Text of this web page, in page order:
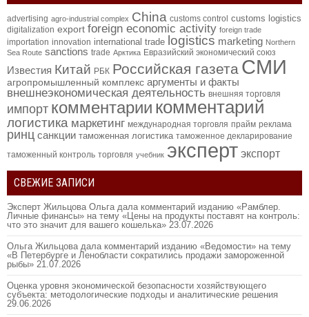
advertising agro-industrial complex China customs control customs logistics
digitalization export foreign economic activity foreign trade
importation innovation international trade logistics marketing Northern
Sea Route sanctions trade Арктика Евразийский экономический союз
Известия Китай РБК Российская газета СМИ
агропромышленный комплекс аргументы и факты
внешнеэкономическая деятельность внешняя торговля
импорт комментарии комментарий
логистика маркетинг международная торговля прайм реклама
ринц санкции таможенная логистика таможенное декларирование
таможенный контроль торговля учебник эксперт экспорт
СВЕЖИЕ ЗАПИСИ
Эксперт Жильцова Ольга дала комментарий изданию «Рамблер.
Личные финансы» на тему «Цены на продукты поставят на контроль:
что это значит для вашего кошелька» 23.07.2026
Ольга Жильцова дала комментарий изданию «Ведомости» на тему
«В Петербурге и Ленобласти сократились продажи замороженной
рыбы» 21.07.2026
Оценка уровня экономической безопасности хозяйствующего
субъекта: методологические подходы и аналитические решения
29.06.2026